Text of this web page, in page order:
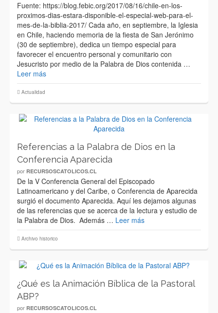
Fuente: https://blog.febic.org/2017/08/16/chile-en-los-
proximos-dias-estara-disponible-el-especial-web-para-el-
mes-de-la-biblia-2017/ Cada año, en septiembre, la Iglesia
en Chile, haciendo memoria de la fiesta de San Jerónimo
(30 de septiembre), dedica un tiempo especial para
favorecer el encuentro personal y comunitario con
Jesucristo por medio de la Palabra de Dios contenida …
Leer más
Actualidad
Referencias a la Palabra de Dios en la
Conferencia Aparecida
por RECURSOSCATOLICOS.CL
De la V Conferencia General del Episcopado
Latinoamericano y del Caribe, o Conferencia de Aparecida
surgió el documento Aparecida. Aquí les dejamos algunas
de las referencias que se acerca de la lectura y estudio de
la Palabra de Dios. Además … Leer más
Archivo historico
¿Qué es la Animación Bíblica de la Pastoral
ABP?
por RECURSOSCATOLICOS.CL